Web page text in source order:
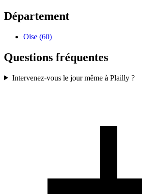
Département
Oise (60)
Questions fréquentes
Intervenez-vous le jour même à Plailly ?